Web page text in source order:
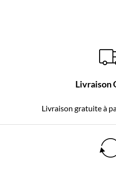
Livraison
Livraison gratuite à